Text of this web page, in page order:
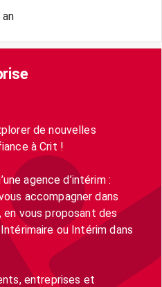
de nouvelles
à Crit !
agence d’intérim :
accompagner dans
vous proposant des
ou Intérim dans
entreprises et